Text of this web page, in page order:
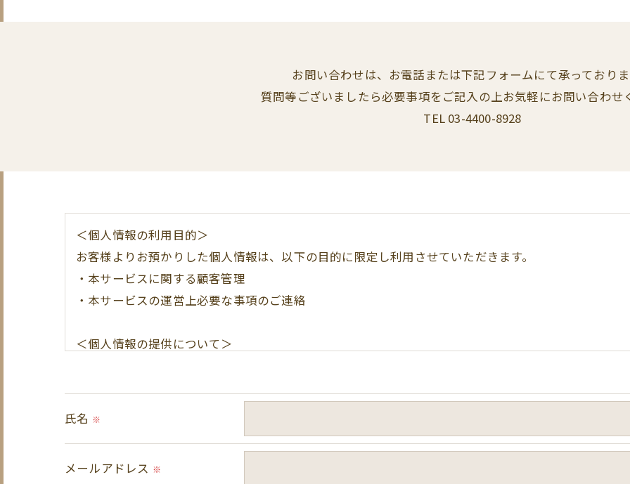
お問い合わせは、お電話または下記フォームにて承っておりま
質問等ございましたら必要事項をご記入の上お気軽にお問い合わせ
TEL 03-4400-8928
＜個人情報の利用目的＞
お客様よりお預かりした個人情報は、以下の目的に限定し利用させていただきます。
・本サービスに関する顧客管理
・本サービスの運営上必要な事項のご連絡
＜個人情報の提供について＞
当社では、利用目的の達成に必要な範囲において、個人情報を外部に委託する場合があります。
これらの委託先に対しては個人情報保護契約等の措置をとり、適切な監督を行います。
氏名 ※
メールアドレス ※